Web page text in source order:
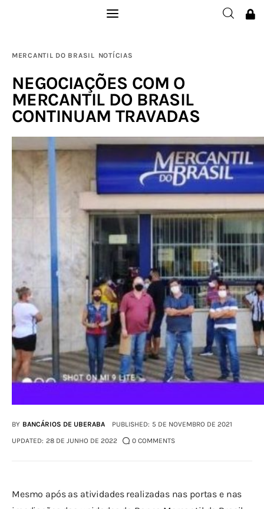
Filie-se
Publicações
Galerias
Notícias
MERCANTIL DO BRASIL NOTÍCIAS
NEGOCIAÇÕES COM O
MERCANTIL DO BRASIL
CONTINUAM TRAVADAS
BY BANCÁRIOS DE UBERABA PUBLISHED: 5 DE NOVEMBRO DE 2021
UPDATED: 28 DE JUNHO DE 2022 0 COMMENTS
Mesmo após as atividades realizadas nas portas e nas